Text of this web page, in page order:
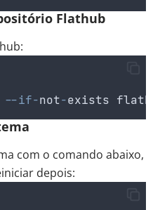
Flathub
--if-not-exists
com o comando abaixo,
depois: